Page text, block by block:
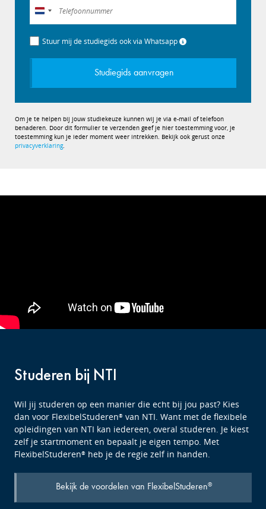
Nederland
+31
Stuur mij de studiegids ook via Whatsapp
Studiegids aanvragen
Om je te helpen bij jouw studiekeuze kunnen wij je via e-mail of telefoon
benaderen. Door dit formulier te verzenden geef je hier toestemming voor, je
toestemming kun je ieder moment weer intrekken. Bekijk ook gerust onze
privacyverklaring.
Studeren bij NTI
Wil jij studeren op een manier die echt bij jou past? Kies
dan voor FlexibelStuderen® van NTI. Want met de flexibele
opleidingen van NTI kan iedereen, overal studeren. Je kiest
zelf je startmoment en bepaalt je eigen tempo. Met
FlexibelStuderen® heb je de regie zelf in handen.
Bekijk de voordelen van FlexibelStuderen®